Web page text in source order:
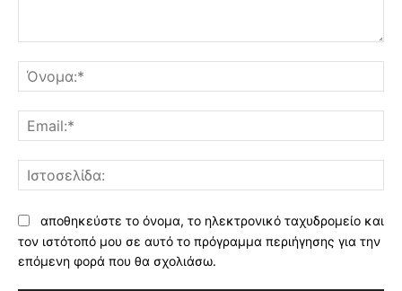
αποθηκεύστε το όνομα, το ηλεκτρονικό ταχυδρομείο και
τον ιστότοπό μου σε αυτό το πρόγραμμα περιήγησης για την
επόμενη φορά που θα σχολιάσω.